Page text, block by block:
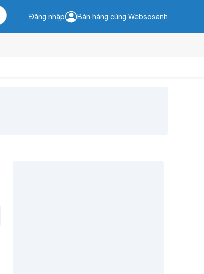
Đăng nhập Bán hàng cùng Websosanh